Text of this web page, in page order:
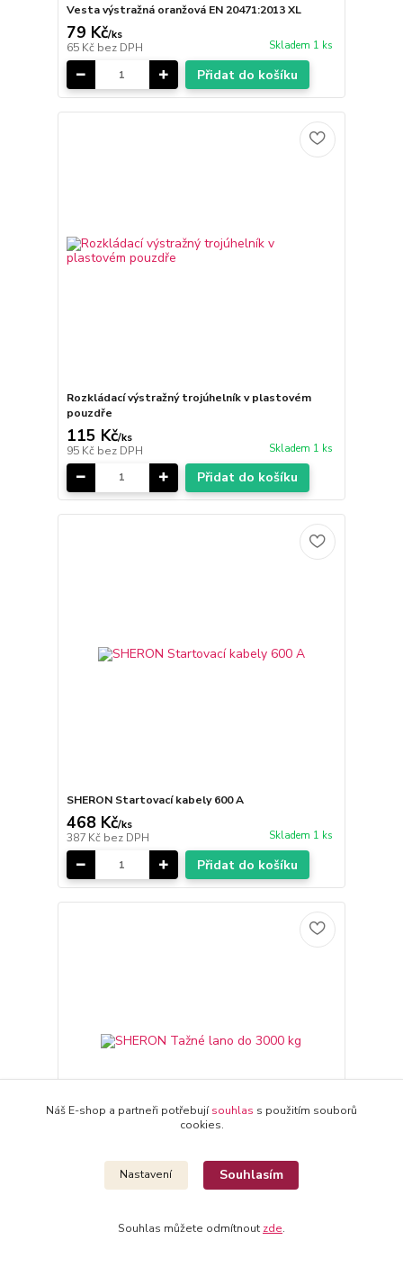
Vesta výstražná oranžová EN 20471:2013 XL
79 Kč/ks
65 Kč bez DPH Skladem 1 ks
Přidat do košíku
Rozkládací výstražný trojúhelník v plastovém
pouzdře
115 Kč/ks
95 Kč bez DPH Skladem 1 ks
Přidat do košíku
SHERON Startovací kabely 600 A
468 Kč/ks
387 Kč bez DPH Skladem 1 ks
Přidat do košíku
SHERON Tažné lano do 3000 kg
bez DPH Skladem 2 ks
Náš E-shop a partneři potřebujísouhlas s použitím souborů
cookies.
Nastavení Souhlasím
Souhlas můžete odmítnout zde.